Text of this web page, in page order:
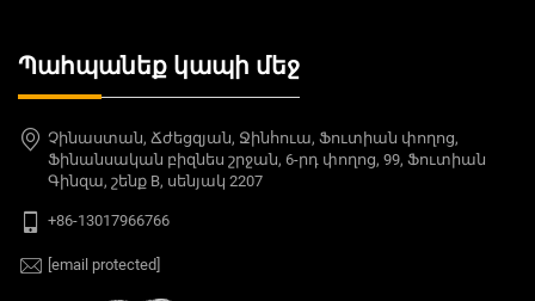
Պահպանեք կապի մեջ
Չինաստան, Ճժեցզյան, Ջինհուա, Ֆուտիան փողոց,
Ֆինանսական բիզնես շրջան, 6-րդ փողոց, 99, Ֆուտիան
Գինզա, շենք B, սենյակ 2207
+86-13017966766
[email protected]